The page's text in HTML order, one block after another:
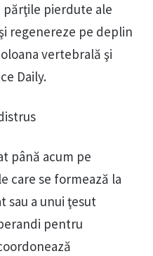
părţile pierdute ale
regenereze pe deplin
vertebrală şi
Daily.
până acum pe
care se formează la
sau a unui ţesut
pentru